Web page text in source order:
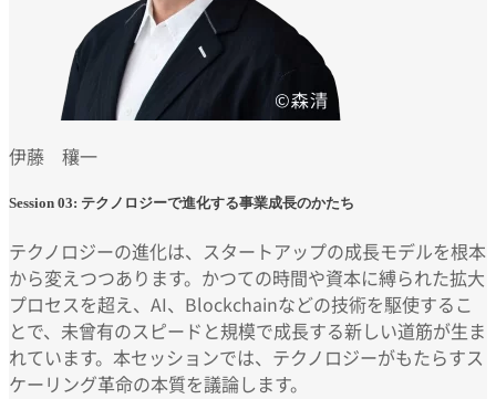
伊藤 穰一
Session 03: テクノロジーで進化する事業成長のかたち
テクノロジーの進化は、スタートアップの成長モデルを根本
から変えつつあります。かつての時間や資本に縛られた拡大
プロセスを超え、AI、Blockchainなどの技術を駆使するこ
とで、未曾有のスピードと規模で成長する新しい道筋が生ま
れています。本セッションでは、テクノロジーがもたらすス
ケーリング革命の本質を議論します。